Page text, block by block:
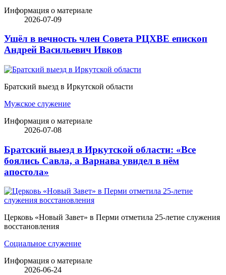
Информация о материале
2026-07-09
Ушёл в вечность член Совета РЦХВЕ епископ
Андрей Васильевич Ивков
Братский выезд в Иркутской области
Мужское служение
Информация о материале
2026-07-08
Братский выезд в Иркутской области: «Все
боялись Савла, а Варнава увидел в нём
апостола»
Церковь «Новый Завет» в Перми отметила 25-летие служения
восстановления
Социальное служение
Информация о материале
2026-06-24